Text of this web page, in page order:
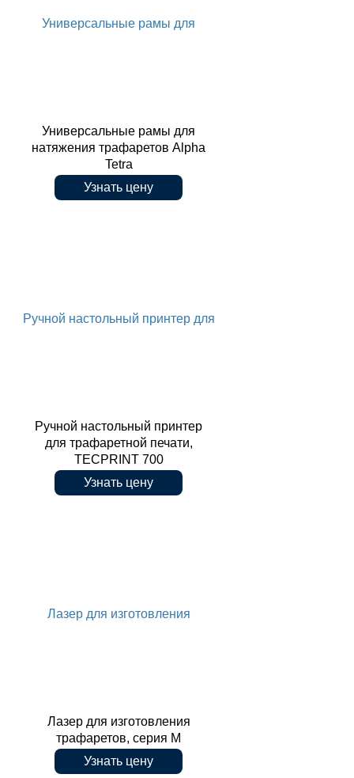
Универсальные рамы для
натяжения трафаретов Alpha Tetra
Универсальные рамы для
натяжения трафаретов Alpha
Tetra
Узнать цену
Ручной настольный принтер для
трафаретной печати, TECPRINT
Ручной настольный принтер
для трафаретной печати,
TECPRINT 700
Узнать цену
Лазер для изготовления
Лазер для изготовления
трафаретов, серия M
Узнать цену